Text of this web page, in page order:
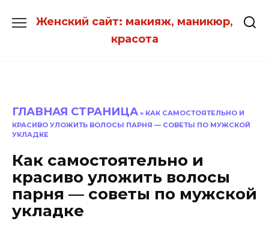
Женский сайт: макияж, маникюр,
красота
ГЛАВНАЯ СТРАНИЦА » КАК САМОСТОЯТЕЛЬНО И
КРАСИВО УЛОЖИТЬ ВОЛОСЫ ПАРНЯ — СОВЕТЫ ПО МУЖСКОЙ
УКЛАДКЕ
Как самостоятельно и
красиво уложить волосы
парня — советы по мужской
укладке